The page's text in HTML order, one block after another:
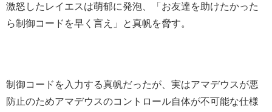
激怒したレイエスは萌郁に発泡、「お友達を助けたかった
ら制御コードを早く言え」と真帆を脅す。
制御コードを入力する真帆だったが、実はアマデウスが悪
防止のためアマデウスのコントロール自体が不可能な仕様